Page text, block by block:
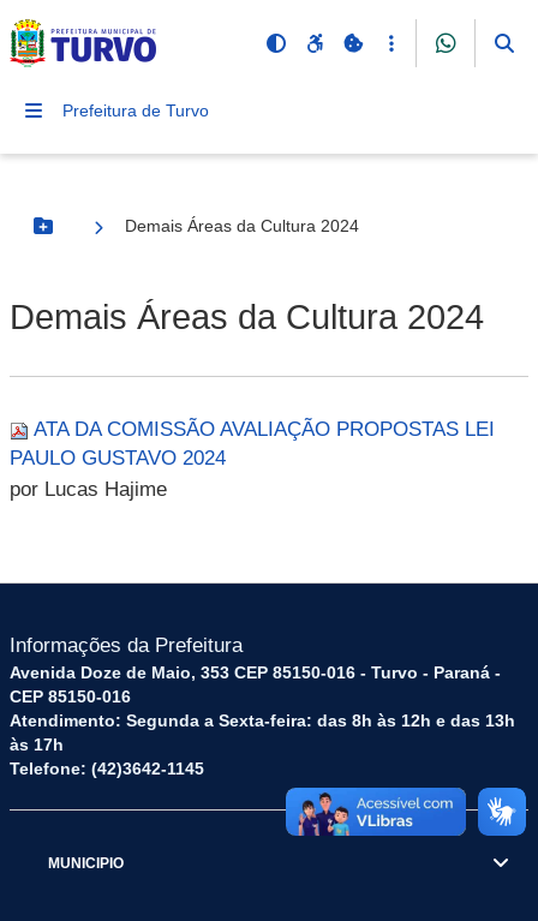
Prefeitura de Turvo
Botão Menu
Demais Áreas da Cultura 2024
Demais Áreas da Cultura 2024
ATA DA COMISSÃO AVALIAÇÃO PROPOSTAS LEI
PAULO GUSTAVO 2024
por Lucas Hajime
Informações da Prefeitura
Avenida Doze de Maio, 353 CEP 85150-016 - Turvo - Paraná -
CEP 85150-016
Atendimento: Segunda a Sexta-feira: das 8h às 12h e das 13h
às 17h
Telefone: (42)3642-1145
MUNICIPIO